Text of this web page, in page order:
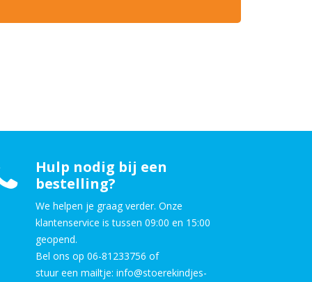
Hulp nodig bij een
bestelling?
We helpen je graag verder. Onze
klantenservice is tussen 09:00 en 15:00
geopend.
Bel ons op 06-81233756 of
stuur een mailtje: info@stoerekindjes-